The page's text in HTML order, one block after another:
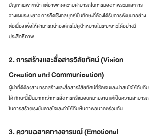
ปัญหาเฉพาะหน้า แต่อาจขาดความสามารถในการมองภาพรวมและการ
วางแผนระยะยาว การคิดเชิงกลยุทธ์เป็นทักษะที่ต้องได้รับการพัฒนาอย่าง
ต่อเนื่อง เพื่อให้สามารถนำองค์กรไปสู่เป้าหมายในระยะยาวได้อย่างมี
ประสิทธิภาพ
2. การสร้างและสื่อสารวิสัยทัศน์ (Vision
Creation and Communication)
ผู้นำที่ดีต้องสามารถสร้างและสื่อสารวิสัยทัศน์ที่ชัดเจนและน่าสนใจให้กับทีม
ได้ ทักษะนี้เป็นมากกว่าการสั่งการหรือมอบหมายงาน แต่เป็นความสามารถ
ในการสร้างแรงบันดาลใจและทำให้ทีมเห็นภาพอนาคตร่วมกัน
3. ความฉลาดทางอารมณ์ (Emotional